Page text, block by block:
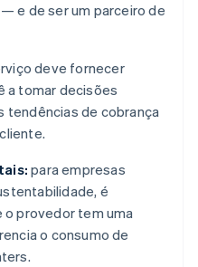
e de ser um parceiro de
deve fornecer
a tomar decisões
tendências de cobrança
para empresas
é
provedor tem uma
o consumo de